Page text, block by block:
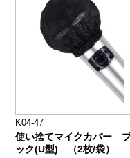
K04-47
使い捨てマイクカバー
ック(U型) （2枚/袋）